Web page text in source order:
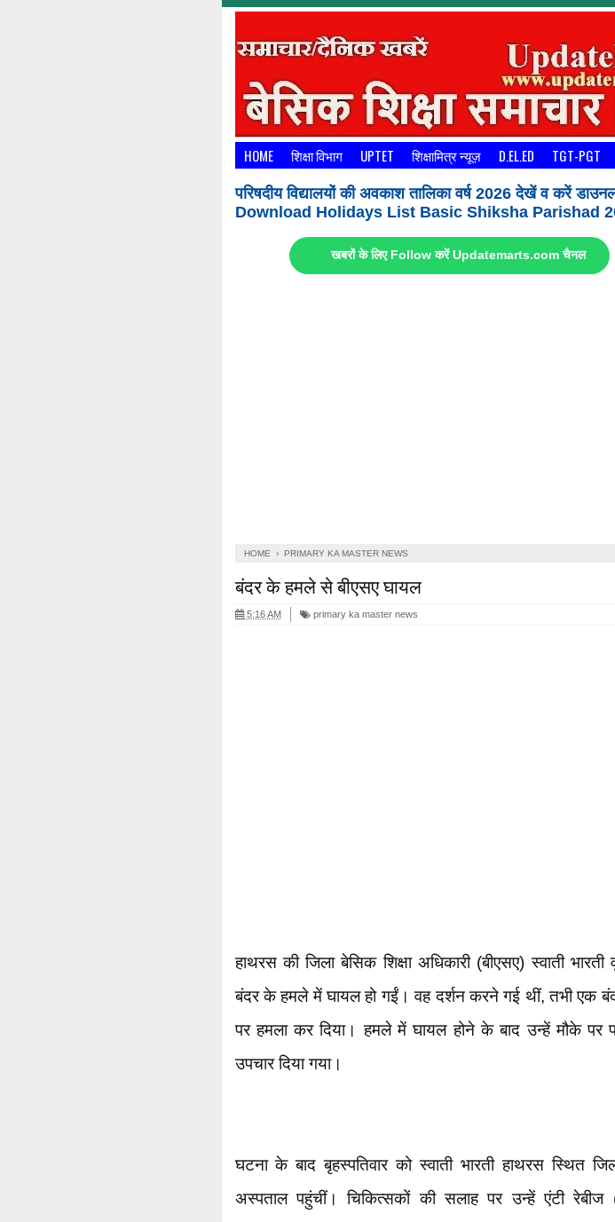
HOME शिक्षा विभाग UPTET शिक्षामित्र न्यूज़ D.EL.ED TGT-PGT
परिषदीय विद्यालयों की अवकाश तालिका वर्ष 2026 देखें व करें
Download Holidays List Basic Shiksha Parishad
खबरों के लिए Follow करें Updatemarts.com चैनल
HOME › PRIMARY KA MASTER NEWS
बंदर के हमले से बीएसए घायल
5:16 AM primary ka master news
हाथरस की जिला बेसिक शिक्षा अधिकारी (बीएसए) स्वाती भारती
बंदर के हमले में घायल हो गईं। वह दर्शन करने गई थीं, तभी एक
पर हमला कर दिया। हमले में घायल होने के बाद उन्हें मौके पर
उपचार दिया गया।
घटना के बाद बृहस्पतिवार को स्वाती भारती हाथरस स्थित
अस्पताल पहुंचीं। चिकित्सकों की सलाह पर उन्हें एंटी रेबीज